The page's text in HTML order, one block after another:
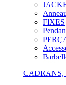
FIXES
CADRANS,